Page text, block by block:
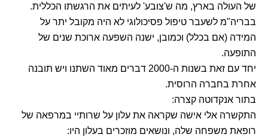
של העולה בארץ, מה ש'צובע' לעיתים את הרגשתו הכללית.
בבריה"מ לשעבר טיפול פסיכולוגי לא היה מקובל יתר על
המידה (אם בכלל) וכמובן, ישנה השפעה ארוכת שנים של
התופעה.
יחד עם זאת בשנות ה-2000 דברים מאוד השתנו ויש תובנה
אחרת בחברה הרוסית.
בתור אנקדוטה קצרה:
התקשרה אלי אישה שקראה את עלון על שרותיי במרפאה של
רופאת משפחה שלה, ונושאים מוזכרים בעלון היו: